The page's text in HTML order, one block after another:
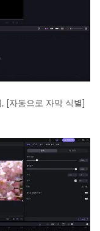
[자동으로 자막 식별]